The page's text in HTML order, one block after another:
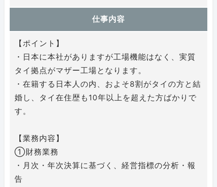
仕事内容
【ポイント】
・日本に本社がありますが工場機能はなく、実質
タイ拠点がマザー工場となります。
・在籍する日本人の内、およそ8割がタイの方と結
婚し、タイ在住歴も10年以上を超えた方ばかりで
す。
【業務内容】
①財務業務
・月次・年次決算に基づく、経営指標の分析・報
告